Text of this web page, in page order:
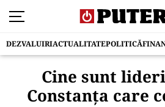
DEZVALUIRIACTUALITATEPOLITICĂ
Cine sunt
Constanța care